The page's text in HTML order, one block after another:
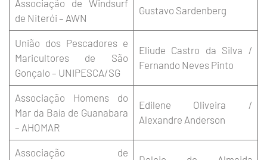
Associação de Windsurf
de Niterói – AWN
Gustavo Sardenberg
União dos Pescadores e
Maricultores de São
Gonçalo – UNIPESCA/SG
Eliude Castro da Silva /
Fernando Neves Pinto
Associação Homens do
Mar da Baía de Guanabara
– AHOMAR
Edilene Oliveira /
Alexandre Anderson
Associação de